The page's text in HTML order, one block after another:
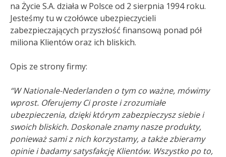
na Życie S.A. działa w Polsce od 2 sierpnia 1994 roku.
Jesteśmy tu w czołówce ubezpieczycieli
zabezpieczających przyszłość finansową ponad pół
miliona Klientów oraz ich bliskich.
Opis ze strony firmy:
“W Nationale-Nederlanden o tym co ważne, mówimy
wprost. Oferujemy Ci proste i zrozumiałe
ubezpieczenia, dzięki którym zabezpieczysz siebie i
swoich bliskich. Doskonale znamy nasze produkty,
ponieważ sami z nich korzystamy, a także zbieramy
opinie i badamy satysfakcję Klientów. Wszystko po to,